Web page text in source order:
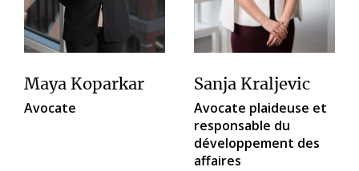
Maya Koparkar
Avocate
Sanja Kraljevic
Avocate plaideuse et
responsable du
développement des
affaires